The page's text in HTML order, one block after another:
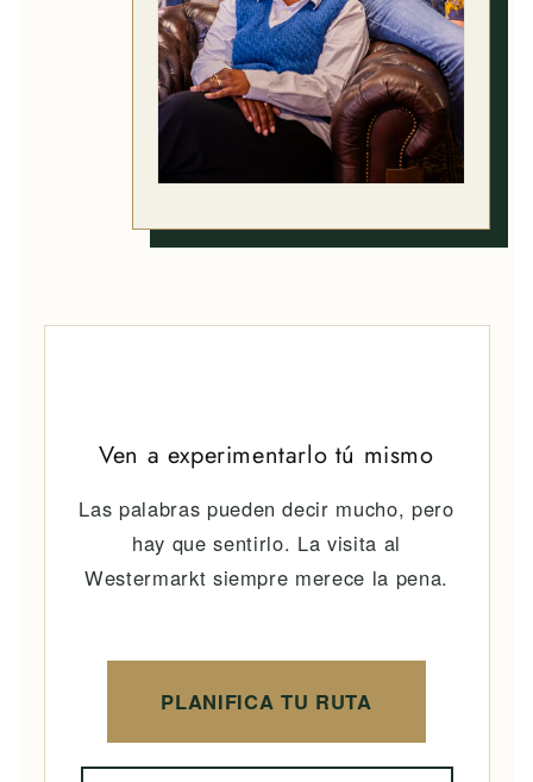
Ven a experimentarlo tú mismo
Las palabras pueden decir mucho, pero
hay que sentirlo. La visita al
Westermarkt siempre merece la pena.
PLANIFICA TU RUTA